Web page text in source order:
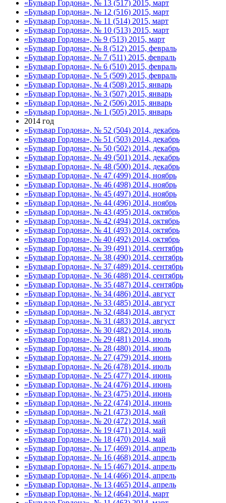
«Бульвар Гордона», № 13 (517) 2015, март
«Бульвар Гордона», № 12 (516) 2015, март
«Бульвар Гордона», № 11 (514) 2015, март
«Бульвар Гордона», № 10 (513) 2015, март
«Бульвар Гордона», № 9 (513) 2015, март
«Бульвар Гордона», № 8 (512) 2015, февраль
«Бульвар Гордона», № 7 (511) 2015, февраль
«Бульвар Гордона», № 6 (510) 2015, февраль
«Бульвар Гордона», № 5 (509) 2015, февраль
«Бульвар Гордона», № 4 (508) 2015, январь
«Бульвар Гордона», № 3 (507) 2015, январь
«Бульвар Гордона», № 2 (506) 2015, январь
«Бульвар Гордона», № 1 (505) 2015, январь
2014 год
«Бульвар Гордона», № 52 (504) 2014, декабрь
«Бульвар Гордона», № 51 (503) 2014, декабрь
«Бульвар Гордона», № 50 (502) 2014, декабрь
«Бульвар Гордона», № 49 (501) 2014, декабрь
«Бульвар Гордона», № 48 (500) 2014, декабрь
«Бульвар Гордона», № 47 (499) 2014, ноябрь
«Бульвар Гордона», № 46 (498) 2014, ноябрь
«Бульвар Гордона», № 45 (497) 2014, ноябрь
«Бульвар Гордона», № 44 (496) 2014, ноябрь
«Бульвар Гордона», № 43 (495) 2014, октябрь
«Бульвар Гордона», № 42 (494) 2014, октябрь
«Бульвар Гордона», № 41 (493) 2014, октябрь
«Бульвар Гордона», № 40 (492) 2014, октябрь
«Бульвар Гордона», № 39 (491) 2014, сентябрь
«Бульвар Гордона», № 38 (490) 2014, сентябрь
«Бульвар Гордона», № 37 (489) 2014, сентябрь
«Бульвар Гордона», № 36 (488) 2014, сентябрь
«Бульвар Гордона», № 35 (487) 2014, сентябрь
«Бульвар Гордона», № 34 (486) 2014, август
«Бульвар Гордона», № 33 (485) 2014, август
«Бульвар Гордона», № 32 (484) 2014, август
«Бульвар Гордона», № 31 (483) 2014, август
«Бульвар Гордона», № 30 (482) 2014, июль
«Бульвар Гордона», № 29 (481) 2014, июль
«Бульвар Гордона», № 28 (480) 2014, июль
«Бульвар Гордона», № 27 (479) 2014, июнь
«Бульвар Гордона», № 26 (478) 2014, июль
«Бульвар Гордона», № 25 (477) 2014, июнь
«Бульвар Гордона», № 24 (476) 2014, июнь
«Бульвар Гордона», № 23 (475) 2014, июнь
«Бульвар Гордона», № 22 (474) 2014, июнь
«Бульвар Гордона», № 21 (473) 2014, май
«Бульвар Гордона», № 20 (472) 2014, май
«Бульвар Гордона», № 19 (471) 2014, май
«Бульвар Гордона», № 18 (470) 2014, май
«Бульвар Гордона», № 17 (469) 2014, апрель
«Бульвар Гордона», № 16 (468) 2014, апрель
«Бульвар Гордона», № 15 (467) 2014, апрель
«Бульвар Гордона», № 14 (466) 2014, апрель
«Бульвар Гордона», № 13 (465) 2014, апрель
«Бульвар Гордона», № 12 (464) 2014, март